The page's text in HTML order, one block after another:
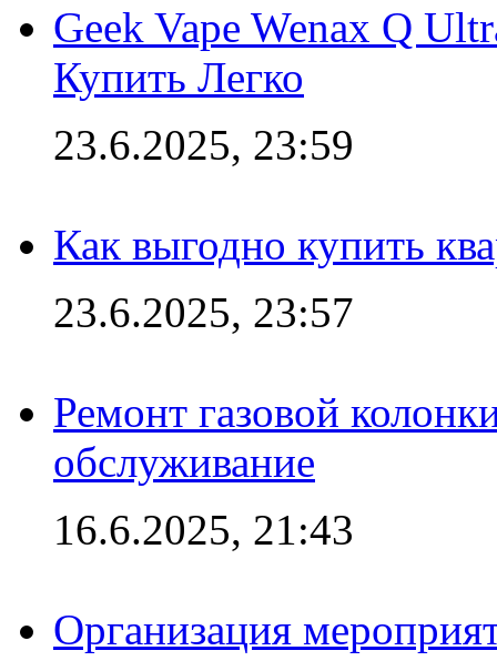
Geek Vape Wenax Q
Купить Легко
23.6.2025, 23:59
Как выгодно купить
23.6.2025, 23:57
Ремонт газовой
обслуживание
16.6.2025, 21:43
Организация